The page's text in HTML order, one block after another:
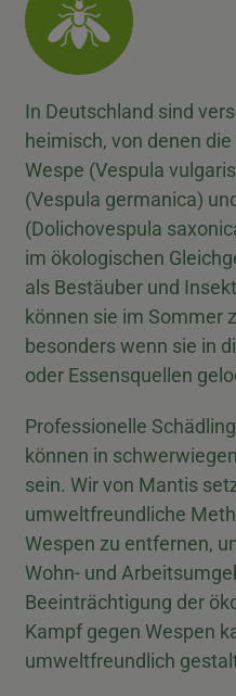
In Deutschland sind
heimisch, von denen
Wespe (Vespula
(Vespula germanica)
(Dolichovespula
im ökologischen
als Bestäuber und
können sie im Sommer
besonders wenn sie in
oder Essensquellen
Professionelle
können in
sein. Wir von Mantis
umweltfreundliche
Wespen zu entfernen,
Wohn- und
Beeinträchtigung der
Kampf gegen Wespen
umweltfreundlich